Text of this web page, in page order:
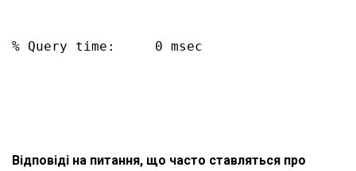
% Query time:     0 msec
Відповіді на питання, що часто ставляться про